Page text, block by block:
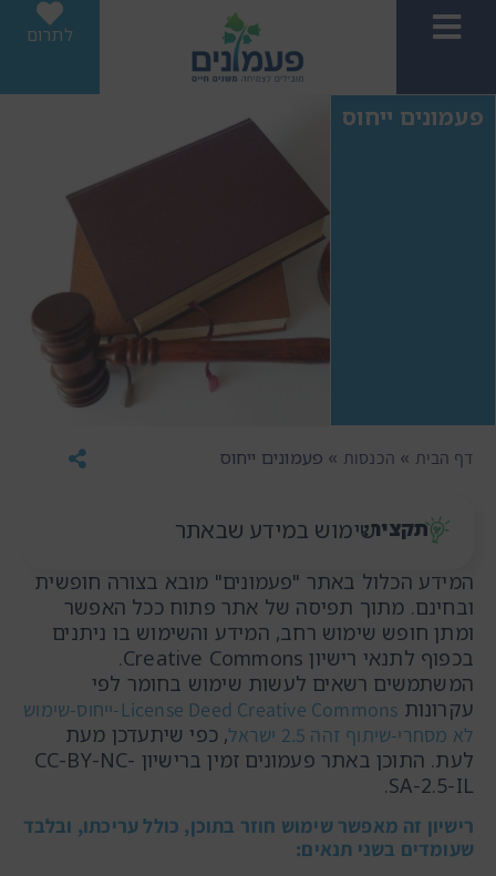
לתרום
פעמונים ייחוס
דף הבית » הכנסות » פעמונים ייחוס
תקציר:שימוש במידע שבאתר
המידע הכלול באתר "פעמונים" מובא בצורה חופשית
ובחינם. מתוך תפיסה של אתר פתוח ככל האפשר
ומתן חופש שימוש רחב, המידע והשימוש בו ניתנים
בכפוף לתנאי רישיון Creative Commons.
המשתמשים רשאים לעשות שימוש בחומר לפי
עקרונות
License Deed Creative Commons-ייחוס-שימוש
לא מסחרי-שיתוף זהה 2.5 ישראל
, כפי שיתעדכן מעת
לעת. התוכן באתר פעמונים זמין ברישיון CC-BY-NC-
SA-2.5-IL.
רישיון זה מאפשר שימוש חוזר בתוכן, כולל עריכתו, ובלבד
שעומדים בשני תנאים: